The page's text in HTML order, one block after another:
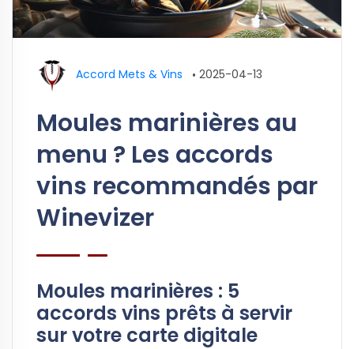
Accord Mets & Vins • 2025-04-13
Moules marinières au
menu ? Les accords
vins recommandés par
Winevizer
Moules marinières : 5
accords vins prêts à servir
sur votre carte digitale